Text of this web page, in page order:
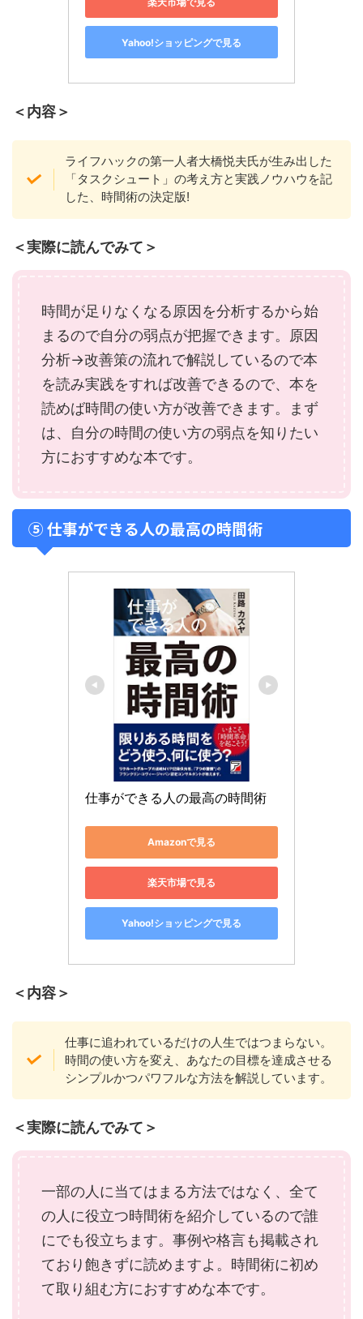
Yahoo!ショッピングで見る
＜内容＞
ライフハックの第一人者大橋悦夫氏が生み出した
「タスクシュート」の考え方と実践ノウハウを記
した、時間術の決定版!
＜実際に読んでみて＞
時間が足りなくなる原因を分析するから始
まるので自分の弱点が把握できます。原因
分析→改善策の流れで解説しているので本
を読み実践をすれば改善できるので、本を
読めば時間の使い方が改善できます。まず
は、自分の時間の使い方の弱点を知りたい
方におすすめな本です。
⑤ 仕事ができる人の最高の時間術
仕事ができる人の最高の時間術
Amazonで見る
楽天市場で見る
Yahoo!ショッピングで見る
＜内容＞
仕事に追われているだけの人生ではつまらない。
時間の使い方を変え、あなたの目標を達成させる
シンプルかつパワフルな方法を解説しています。
＜実際に読んでみて＞
一部の人に当てはまる方法ではなく、全て
の人に役立つ時間術を紹介しているので誰
にでも役立ちます。事例や格言も掲載され
ており飽きずに読めますよ。時間術に初め
て取り組む方におすすめな本です。